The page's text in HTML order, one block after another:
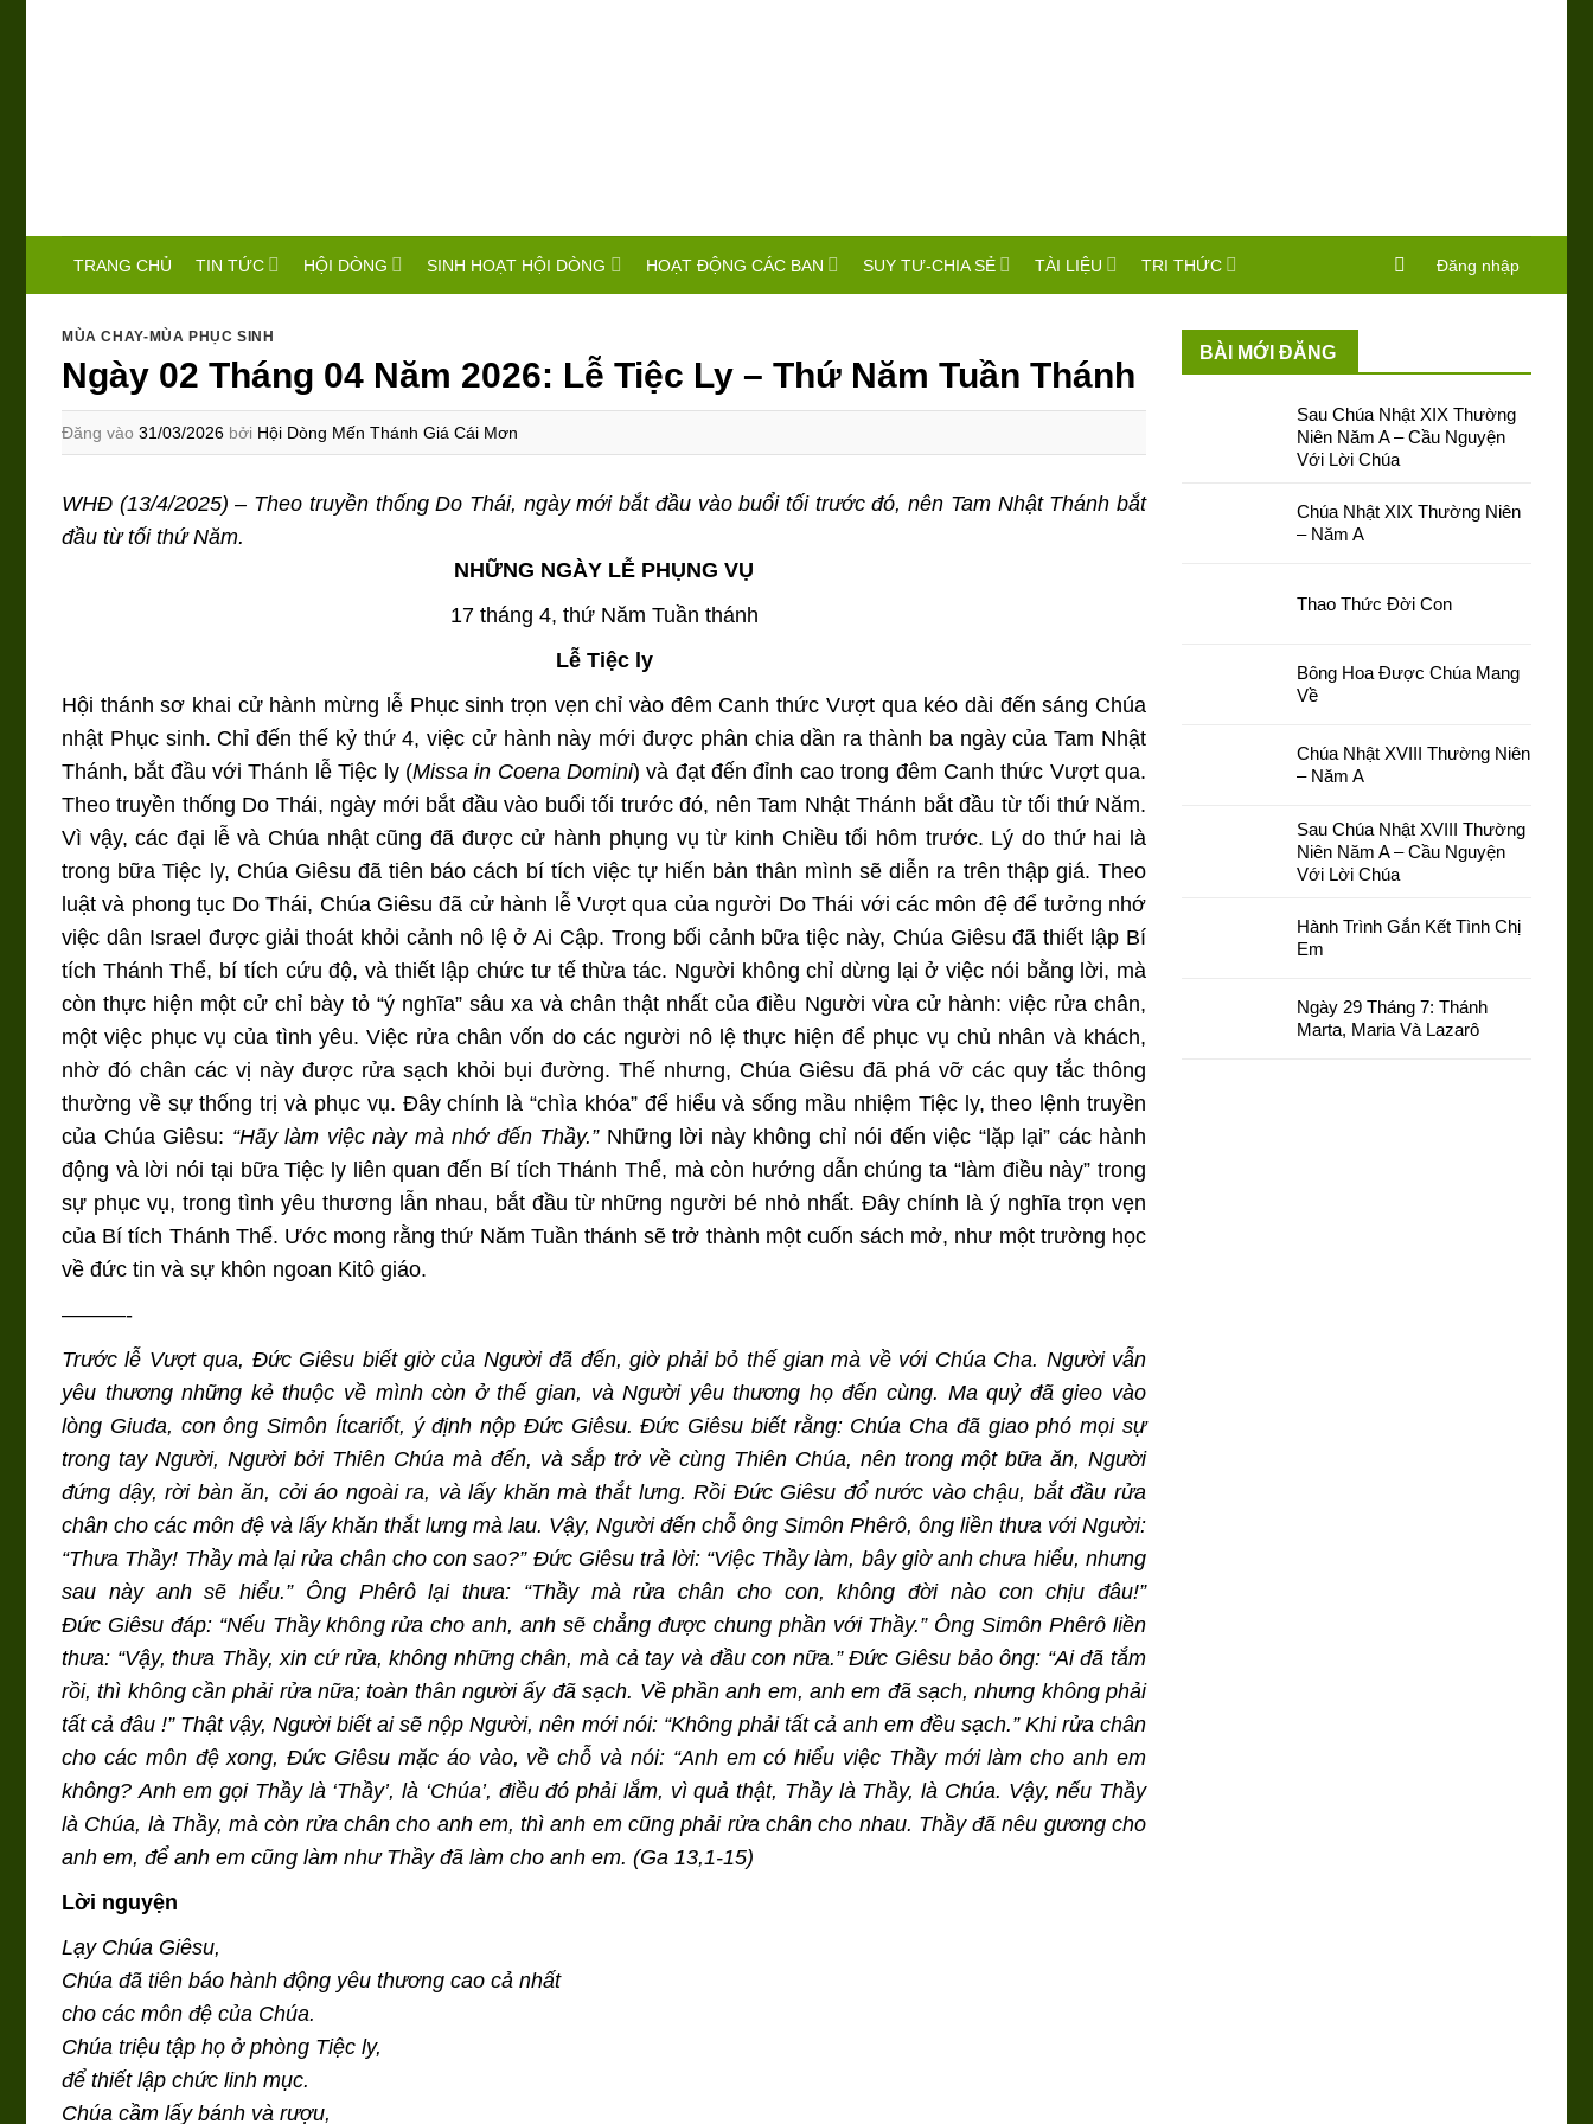
TRANG CHỦ TIN TỨC HỘI DÒNG SINH HOẠT HỘI DÒNG HOẠT ĐỘNG CÁC BAN SUY TƯ-CHIA SẺ TÀI LIỆU TRI THỨC Đăng nhập
MÙA CHAY-MÙA PHỤC SINH
Ngày 02 Tháng 04 Năm 2026: Lễ Tiệc Ly – Thứ Năm Tuần Thánh
Đăng vào 31/03/2026 bởi Hội Dòng Mến Thánh Giá Cái Mơn
WHĐ (13/4/2025) – Theo truyền thống Do Thái, ngày mới bắt đầu vào buổi tối trước đó, nên Tam Nhật Thánh bắt
đầu từ tối thứ Năm.
NHỮNG NGÀY LỄ PHỤNG VỤ
17 tháng 4, thứ Năm Tuần thánh
Lễ Tiệc ly
Hội thánh sơ khai cử hành mừng lễ Phục sinh trọn vẹn chỉ vào đêm Canh thức Vượt qua kéo dài đến sáng Chúa
nhật Phục sinh. Chỉ đến thế kỷ thứ 4, việc cử hành này mới được phân chia dần ra thành ba ngày của Tam Nhật
Thánh, bắt đầu với Thánh lễ Tiệc ly (Missa in Coena Domini) và đạt đến đỉnh cao trong đêm Canh thức Vượt qua.
Theo truyền thống Do Thái, ngày mới bắt đầu vào buổi tối trước đó, nên Tam Nhật Thánh bắt đầu từ tối thứ Năm.
Vì vậy, các đại lễ và Chúa nhật cũng đã được cử hành phụng vụ từ kinh Chiều tối hôm trước. Lý do thứ hai là
trong bữa Tiệc ly, Chúa Giêsu đã tiên báo cách bí tích việc tự hiến bản thân mình sẽ diễn ra trên thập giá. Theo
luật và phong tục Do Thái, Chúa Giêsu đã cử hành lễ Vượt qua của người Do Thái với các môn đệ để tưởng nhớ
việc dân Israel được giải thoát khỏi cảnh nô lệ ở Ai Cập. Trong bối cảnh bữa tiệc này, Chúa Giêsu đã thiết lập Bí
tích Thánh Thể, bí tích cứu độ, và thiết lập chức tư tế thừa tác. Người không chỉ dừng lại ở việc nói bằng lời, mà
còn thực hiện một cử chỉ bày tỏ “ý nghĩa” sâu xa và chân thật nhất của điều Người vừa cử hành: việc rửa chân,
một việc phục vụ của tình yêu. Việc rửa chân vốn do các người nô lệ thực hiện để phục vụ chủ nhân và khách,
nhờ đó chân các vị này được rửa sạch khỏi bụi đường. Thế nhưng, Chúa Giêsu đã phá vỡ các quy tắc thông
thường về sự thống trị và phục vụ. Đây chính là “chìa khóa” để hiểu và sống mầu nhiệm Tiệc ly, theo lệnh truyền
của Chúa Giêsu: “Hãy làm việc này mà nhớ đến Thầy.”Những lời này không chỉ nói đến việc “lặp lại” các hành
động và lời nói tại bữa Tiệc ly liên quan đến Bí tích Thánh Thể, mà còn hướng dẫn chúng ta “làm điều này” trong
sự phục vụ, trong tình yêu thương lẫn nhau, bắt đầu từ những người bé nhỏ nhất. Đây chính là ý nghĩa trọn vẹn
của Bí tích Thánh Thể. Ước mong rằng thứ Năm Tuần thánh sẽ trở thành một cuốn sách mở, như một trường học
về đức tin và sự khôn ngoan Kitô giáo.
———-
Trước lễ Vượt qua, Đức Giêsu biết giờ của Người đã đến, giờ phải bỏ thế gian mà về với Chúa Cha. Người vẫn
yêu thương những kẻ thuộc về mình còn ở thế gian, và Người yêu thương họ đến cùng. Ma quỷ đã gieo vào
lòng Giuđa, con ông Simôn Ítcariốt, ý định nộp Đức Giêsu. Đức Giêsu biết rằng: Chúa Cha đã giao phó mọi sự
trong tay Người, Người bởi Thiên Chúa mà đến, và sắp trở về cùng Thiên Chúa, nên trong một bữa ăn, Người
đứng dậy, rời bàn ăn, cởi áo ngoài ra, và lấy khăn mà thắt lưng. Rồi Đức Giêsu đổ nước vào chậu, bắt đầu rửa
chân cho các môn đệ và lấy khăn thắt lưng mà lau. Vậy, Người đến chỗ ông Simôn Phêrô, ông liền thưa với Người:
“Thưa Thầy! Thầy mà lại rửa chân cho con sao?” Đức Giêsu trả lời: “Việc Thầy làm, bây giờ anh chưa hiểu, nhưng
sau này anh sẽ hiểu.” Ông Phêrô lại thưa: “Thầy mà rửa chân cho con, không đời nào con chịu đâu!”
Đức Giêsu đáp: “Nếu Thầy không rửa cho anh, anh sẽ chẳng được chung phần với Thầy.” Ông Simôn Phêrô liền
thưa: “Vậy, thưa Thầy, xin cứ rửa, không những chân, mà cả tay và đầu con nữa.” Đức Giêsu bảo ông: “Ai đã tắm
rồi, thì không cần phải rửa nữa; toàn thân người ấy đã sạch. Về phần anh em, anh em đã sạch, nhưng không phải
tất cả đâu !” Thật vậy, Người biết ai sẽ nộp Người, nên mới nói: “Không phải tất cả anh em đều sạch.” Khi rửa chân
cho các môn đệ xong, Đức Giêsu mặc áo vào, về chỗ và nói: “Anh em có hiểu việc Thầy mới làm cho anh em
không? Anh em gọi Thầy là ‘Thầy’, là ‘Chúa’, điều đó phải lắm, vì quả thật, Thầy là Thầy, là Chúa. Vậy, nếu Thầy
là Chúa, là Thầy, mà còn rửa chân cho anh em, thì anh em cũng phải rửa chân cho nhau. Thầy đã nêu gương cho
anh em, để anh em cũng làm như Thầy đã làm cho anh em. (Ga 13,1-15)
Lời nguyện
Lạy Chúa Giêsu,
Chúa đã tiên báo hành động yêu thương cao cả nhất
cho các môn đệ của Chúa.
Chúa triệu tập họ ở phòng Tiệc ly,
để thiết lập chức linh mục.
Chúa cầm lấy bánh và rượu,
BÀI MỚI ĐĂNG
Sau Chúa Nhật XIX Thường
Niên Năm A – Cầu Nguyện
Với Lời Chúa
Chúa Nhật XIX Thường Niên
– Năm A
Thao Thức Đời Con
Bông Hoa Được Chúa Mang
Về
Chúa Nhật XVIII Thường Niên
– Năm A
Sau Chúa Nhật XVIII Thường
Niên Năm A – Cầu Nguyện
Với Lời Chúa
Hành Trình Gắn Kết Tình Chị
Em
Ngày 29 Tháng 7: Thánh
Marta, Maria Và Lazarô